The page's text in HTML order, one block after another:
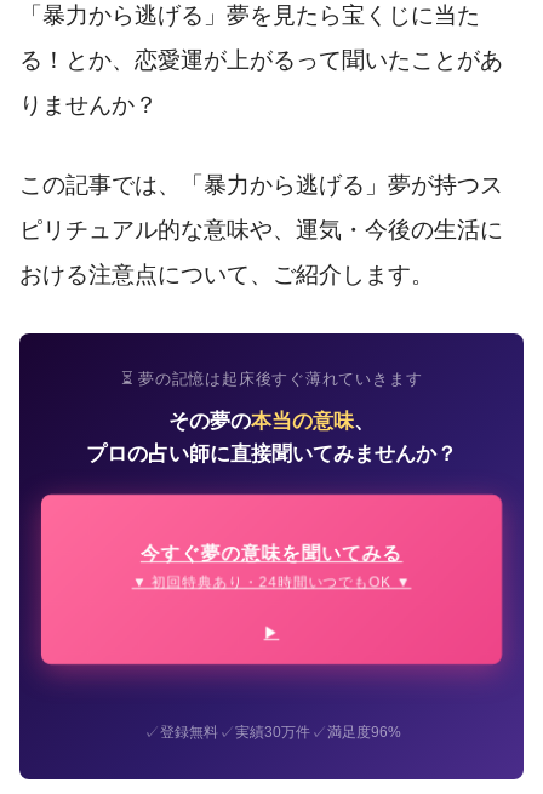
「暴力から逃げる」夢を見たら宝くじに当た
る！とか、恋愛運が上がるって聞いたことがあ
りませんか？
この記事では、「暴力から逃げる」夢が持つス
ピリチュアル的な意味や、運気・今後の生活に
おける注意点について、ご紹介します。
⏳ 夢の記憶は起床後すぐ薄れていきます
その夢の本当の意味、
プロの占い師に直接聞いてみませんか？
今すぐ夢の意味を聞いてみる
▼ 初回特典あり・24時間いつでもOK ▼
✓登録無料✓実績30万件✓満足度96%